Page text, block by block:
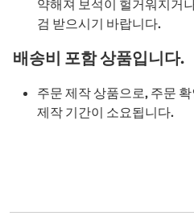
약해져 보석이 헐거워지거
검 받으시기 바랍니다.
배송비 포함 상품입니다.
주문 제작 상품으로, 주문
제작 기간이 소요됩니다.